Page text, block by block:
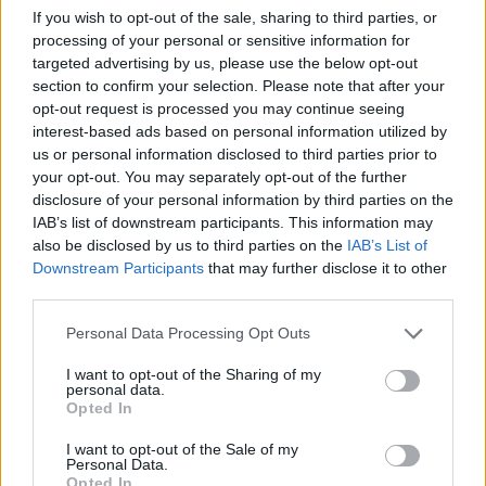
If you wish to opt-out of the sale, sharing to third parties, or
processing of your personal or sensitive information for
targeted advertising by us, please use the below opt-out
section to confirm your selection. Please note that after your
opt-out request is processed you may continue seeing
interest-based ads based on personal information utilized by
us or personal information disclosed to third parties prior to
your opt-out. You may separately opt-out of the further
disclosure of your personal information by third parties on the
IAB’s list of downstream participants. This information may
also be disclosed by us to third parties on the IAB’s List of
Downstream Participants that may further disclose it to other
Personal Data Processing Opt Outs
I want to opt-out of the Sharing of my
personal data.
Opted In
I want to opt-out of the Sale of my
Personal Data.
Opted In
Noi di LegnanoNews abbiamo a cuore l'informazione del
nostro territorio e cerchiamo di essere sempre in prima
linea per informarvi in modo puntuale.
PIÙ INFORMAZIONI SU
aipo
arpa ex bernocchi
ex mottana
fiume olona
lorena fedeli legnano
LEGGI GLI ALTRI ARTICOLI DI
LEGNANO
Selezioniamo per te
Il meglio di